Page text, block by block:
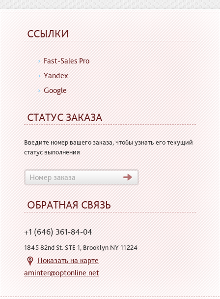
ССЫЛКИ
Fast-Sales Pro
Yandex
Google
СТАТУС ЗАКАЗА
Введите номер вашего заказа, чтобы узнать его текущий
статус выполнения
ОБРАТНАЯ СВЯЗЬ
+1 (646) 361-84-04
1845 82nd St. STE 1, Brooklyn NY 11224
Показать на карте
aminter@optonline.net